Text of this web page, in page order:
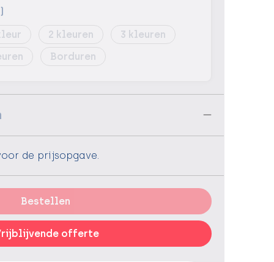
2
3
Borduren
de prijsopgave.
Bestellen
offerte